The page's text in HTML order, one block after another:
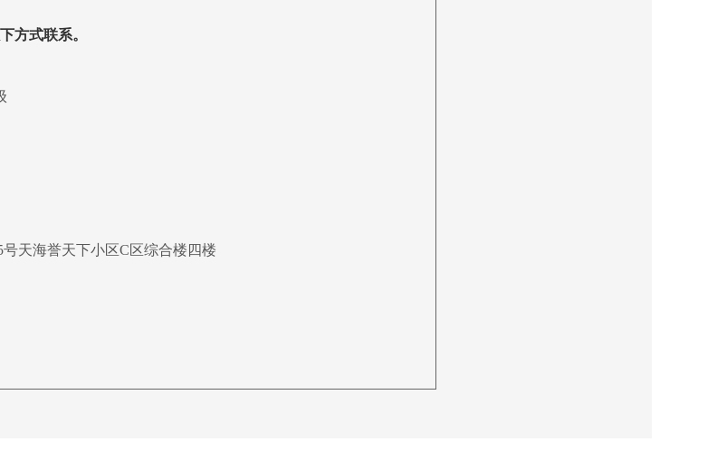
方式联系。
天海誉天下小区C区综合楼四楼